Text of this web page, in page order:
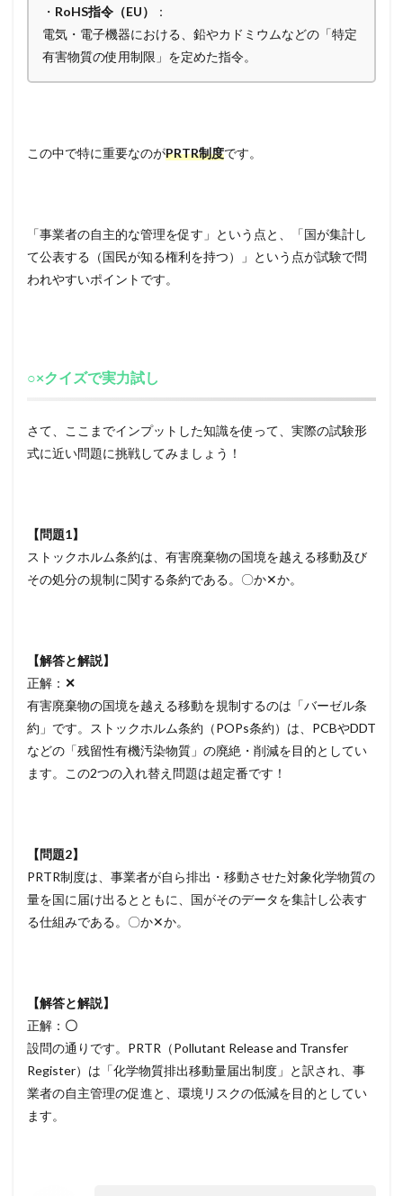
・ RoHS指令（EU）
：
電気・電子機器における、鉛やカドミウムなどの「特定
有害物質の使用制限」を定めた指令。
この中で特に重要なのがPRTR制度です。
「事業者の自主的な管理を促す」という点と、「国が集計し
て公表する（国民が知る権利を持つ）」という点が試験で問
われやすいポイントです。
○×クイズで実力試し
さて、ここまでインプットした知識を使って、実際の試験形
式に近い問題に挑戦してみましょう！
【問題1】
ストックホルム条約は、有害廃棄物の国境を越える移動及び
その処分の規制に関する条約である。〇か✕か。
【解答と解説】
正解： ✕
有害廃棄物の国境を越える移動を規制するのは「バーゼル条
約」です。ストックホルム条約（POPs条約）は、PCBやDDT
などの「残留性有機汚染物質」の廃絶・削減を目的としてい
ます。この2つの入れ替え問題は超定番です！
【問題2】
PRTR制度は、事業者が自ら排出・移動させた対象化学物質の
量を国に届け出るとともに、国がそのデータを集計し公表す
る仕組みである。〇か✕か。
【解答と解説】
正解： 〇
設問の通りです。PRTR（Pollutant Release and Transfer
Register）は「化学物質排出移動量届出制度」と訳され、事
業者の自主管理の促進と、環境リスクの低減を目的としてい
ます。